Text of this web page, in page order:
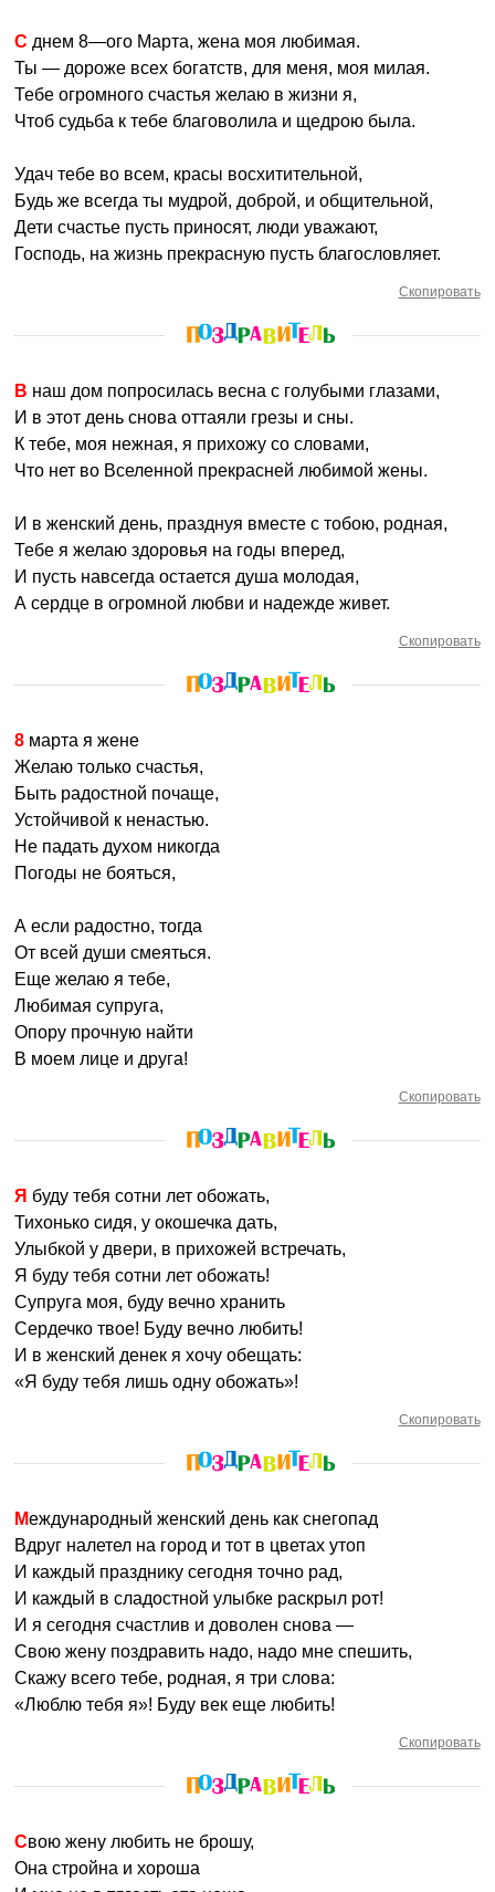
С днем 8—ого Марта, жена моя любимая.
Ты — дороже всех богатств, для меня, моя милая.
Тебе огромного счастья желаю в жизни я,
Чтоб судьба к тебе благоволила и щедрою была.
Удач тебе во всем, красы восхитительной,
Будь же всегда ты мудрой, доброй, и общительной,
Дети счастье пусть приносят, люди уважают,
Господь, на жизнь прекрасную пусть благословляет.
Скопировать
В наш дом попросилась весна с голубыми глазами,
И в этот день снова оттаяли грезы и сны.
К тебе, моя нежная, я прихожу со словами,
Что нет во Вселенной прекрасней любимой жены.
И в женский день, празднуя вместе с тобою, родная,
Тебе я желаю здоровья на годы вперед,
И пусть навсегда остается душа молодая,
А сердце в огромной любви и надежде живет.
Скопировать
8 марта я жене
Желаю только счастья,
Быть радостной почаще,
Устойчивой к ненастью.
Не падать духом никогда
Погоды не бояться,
А если радостно, тогда
От всей души смеяться.
Еще желаю я тебе,
Любимая супруга,
Опору прочную найти
В моем лице и друга!
Скопировать
Я буду тебя сотни лет обожать,
Тихонько сидя, у окошечка дать,
Улыбкой у двери, в прихожей встречать,
Я буду тебя сотни лет обожать!
Супруга моя, буду вечно хранить
Сердечко твое! Буду вечно любить!
И в женский денек я хочу обещать:
«Я буду тебя лишь одну обожать»!
Скопировать
Международный женский день как снегопад
Вдруг налетел на город и тот в цветах утоп
И каждый празднику сегодня точно рад,
И каждый в сладостной улыбке раскрыл рот!
И я сегодня счастлив и доволен снова —
Свою жену поздравить надо, надо мне спешить,
Скажу всего тебе, родная, я три слова:
«Люблю тебя я»! Буду век еще любить!
Скопировать
Свою жену любить не брошу,
Она стройна и хороша